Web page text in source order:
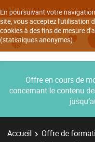
En poursuivant votre
site, vous acceptez l'utilisation
cookies à des fins de mesure
(statistiques anonymes).
Aller à
Offre en cours de
concernant le contenu
Accueil Offre de